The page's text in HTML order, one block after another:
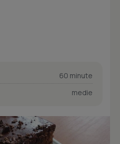
60 minute
medie